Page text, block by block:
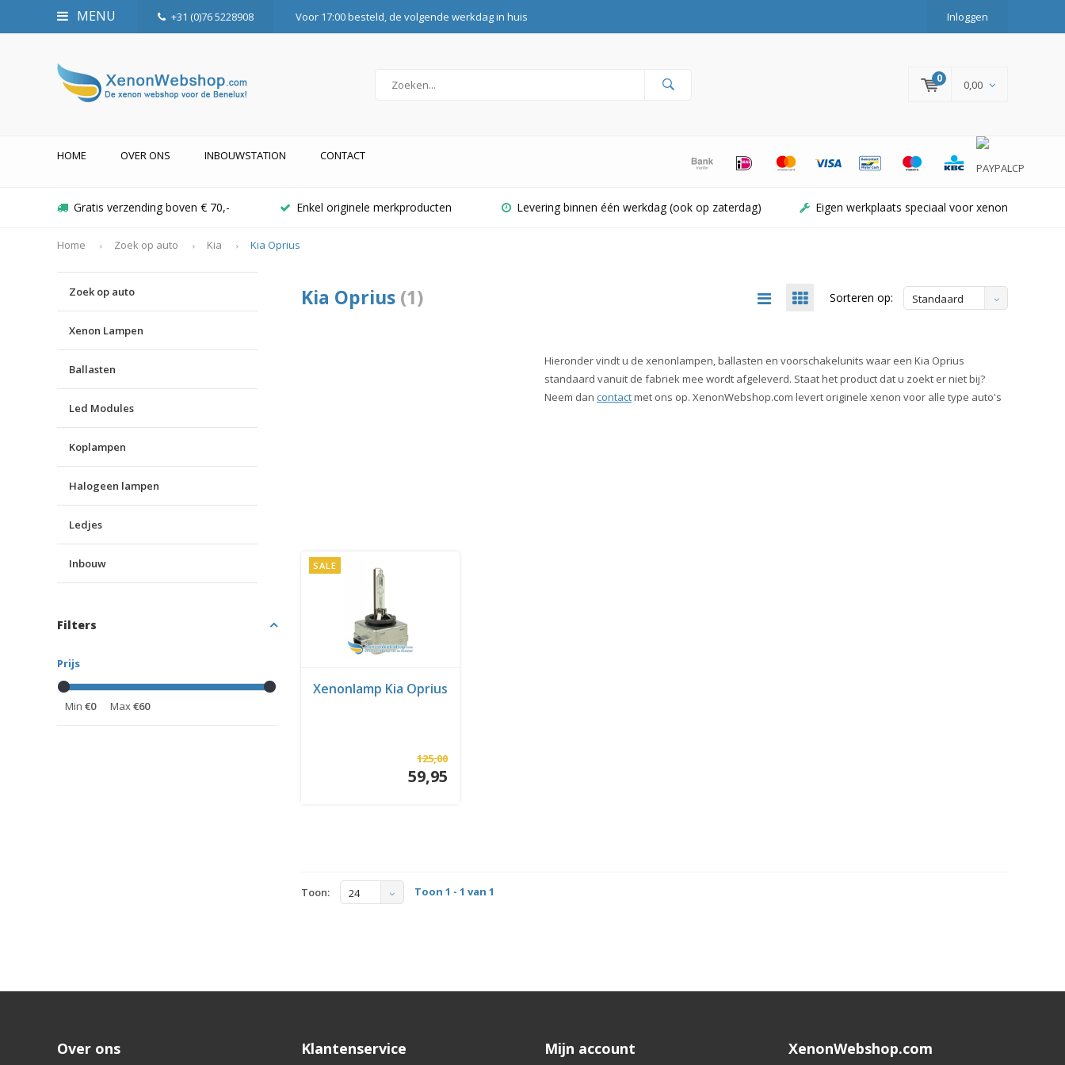
MENU +31 (0)76 5228908 Voor 17:00 besteld, de volgende werkdag in huis Inloggen
0 0,00
HOME OVER ONS INBOUWSTATION CONTACT
Gratis verzending boven € 70,- Enkel originele merkproducten Levering binnen één werkdag (ook op zaterdag) Eigen werkplaats speciaal voor xenon
Home Zoek op auto Kia Kia Oprius
Zoek op auto
Xenon Lampen
Ballasten
Led Modules
Koplampen
Halogeen lampen
Ledjes
Inbouw
Filters
Prijs
Min €0 Max €60
Kia Oprius (1) Sorteren op: Standaard
Hieronder vindt u de xenonlampen, ballasten en voorschakelunits waar een Kia Oprius
standaard vanuit de fabriek mee wordt afgeleverd. Staat het product dat u zoekt er niet bij?
Neem dan contactmet ons op. XenonWebshop.com levert originele xenon voor alle type auto's
SALE
Xenonlamp Kia Oprius
125,00
59,95
Toon: 24 Toon 1 - 1 van 1
Over ons Klantenservice Mijn account XenonWebshop.com